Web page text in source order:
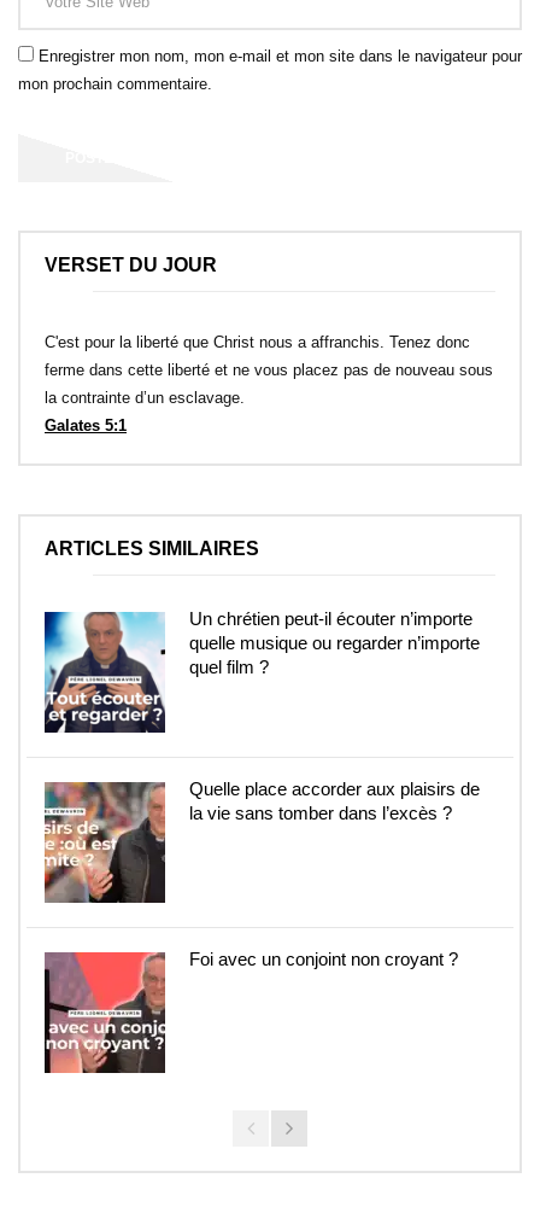
Enregistrer mon nom, mon e-mail et mon site dans le navigateur pour
mon prochain commentaire.
VERSET DU JOUR
C'est pour la liberté que Christ nous a affranchis. Tenez donc
ferme dans cette liberté et ne vous placez pas de nouveau sous
la contrainte d’un esclavage.
Galates 5:1
ARTICLES SIMILAIRES
Un chrétien peut-il écouter n’importe
quelle musique ou regarder n’importe
quel film ?
Quelle place accorder aux plaisirs de
la vie sans tomber dans l’excès ?
Foi avec un conjoint non croyant ?